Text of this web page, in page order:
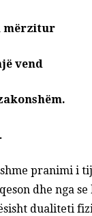
mërzitur
vend
pranimi i
dhe nga
dualiteti